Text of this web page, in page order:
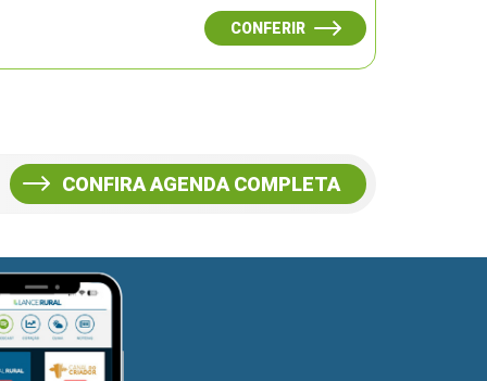
CONFERIR
CONFIRA AGENDA COMPLETA